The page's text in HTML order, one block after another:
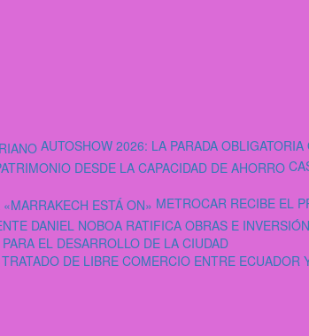
AUTOSHOW 2026: LA PARADA
METROCAR RECIBE EL
EL DESARROLLO DE LA CIUDAD
DE LIBRE COMERCIO ENTRE ECUADOR